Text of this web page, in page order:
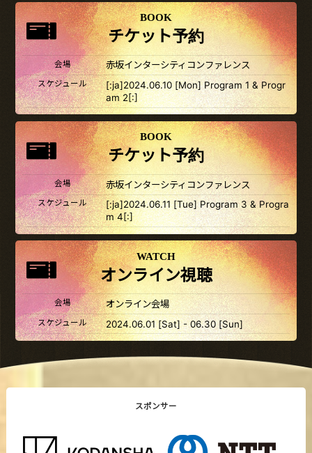
BOOK
チケット予約
会場 赤坂インターシティコンファレンス
スケジュール
[:ja]2024.06.10 [Mon] Program 1 & Progr
am 2[:]
BOOK
チケット予約
会場 赤坂インターシティコンファレンス
スケジュール
[:ja]2024.06.11 [Tue] Program 3 & Progra
m 4[:]
WATCH
オンライン視聴
会場 オンライン会場
スケジュール 2024.06.01 [Sat] - 06.30 [Sun]
スポンサー